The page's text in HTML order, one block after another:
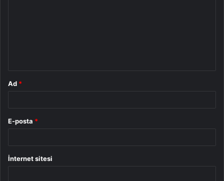
Ad *
E-posta *
İnternet sitesi